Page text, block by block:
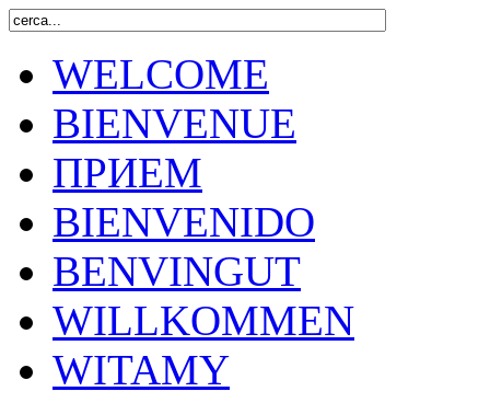
WELCOME
BIENVENUE
ПРИЕМ
BIENVENIDO
BENVINGUT
WILLKOMMEN
WITAMY